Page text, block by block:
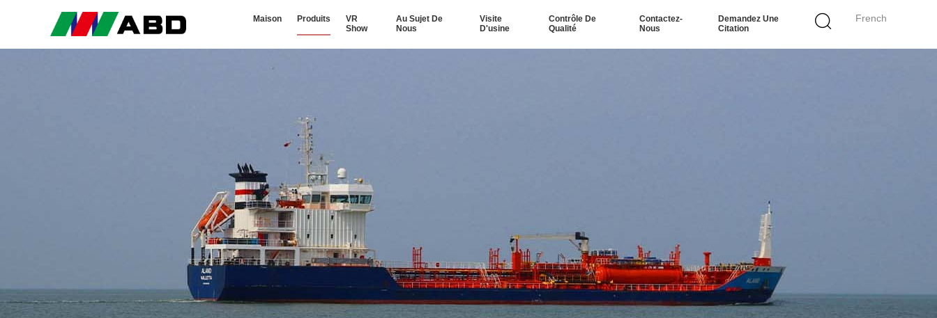
French
Maison Produits
VR
Show
Au Sujet De
Nous
Visite
D'usine
Contrôle De
Qualité
Contactez-
Nous
Demandez Une
Citation